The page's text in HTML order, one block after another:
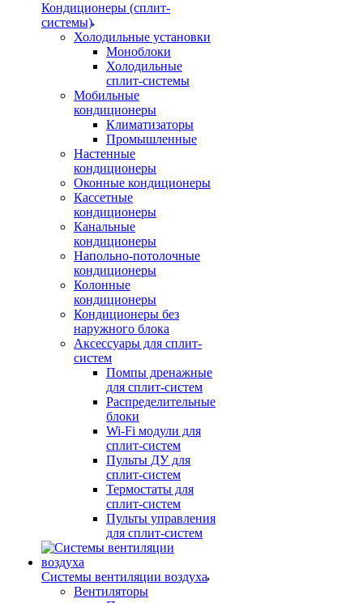
Кондиционеры (сплит-
системы)
Холодильные установки
Моноблоки
Холодильные
сплит-системы
Мобильные
кондиционеры
Климатизаторы
Промышленные
Настенные
кондиционеры
Оконные кондиционеры
Кассетные
кондиционеры
Канальные
кондиционеры
Напольно-потолочные
кондиционеры
Колонные
кондиционеры
Кондиционеры без
наружного блока
Аксессуары для сплит-
систем
Помпы дренажные
для сплит-систем
Распределительные
блоки
Wi-Fi модули для
сплит-систем
Пульты ДУ для
сплит-систем
Термостаты для
сплит-систем
Пульты управления
для сплит-систем
Системы вентиляции воздуха
Вентиляторы